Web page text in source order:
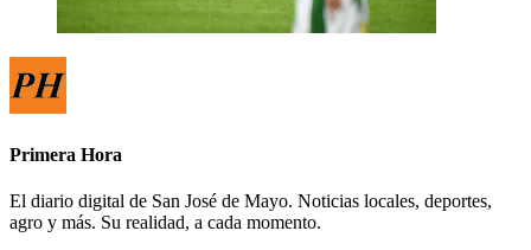
Primera Hora
El diario digital de San José de Mayo. Noticias locales, deportes,
agro y más. Su realidad, a cada momento.